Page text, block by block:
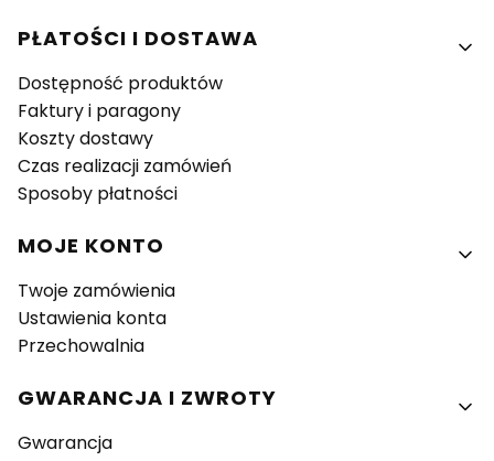
PŁATOŚCI I DOSTAWA
Dostępność produktów
Faktury i paragony
Koszty dostawy
Czas realizacji zamówień
Sposoby płatności
MOJE KONTO
Twoje zamówienia
Ustawienia konta
Przechowalnia
GWARANCJA I ZWROTY
Gwarancja